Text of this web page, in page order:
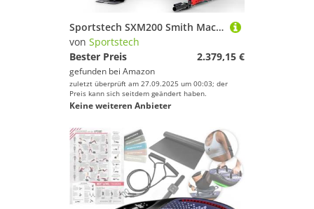
Sportstech SXM200 Smith Machine für Zuhause, Power Rack mit Kabelzug, Klimmzug, Langhantelstange, Bench Press, Multipresse, 140kg Trainingsgewicht, Kraftstation inkl. Griffe, Multifunktional, Home Gym
von Sportstech
Bester Preis
2.379,15 €
gefunden bei Amazon
zuletzt überprüft am 27.09.2025 um 00:03; der
Preis kann sich seitdem geändert haben.
Keine weiteren Anbieter